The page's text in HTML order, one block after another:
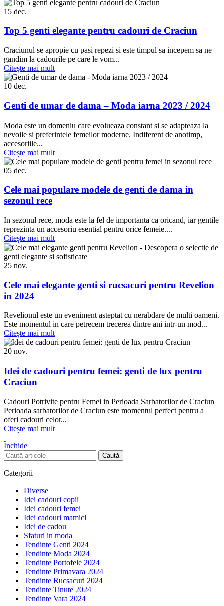
15 dec.
Top 5 genti elegante pentru cadouri de Craciun
Craciunul se apropie cu pasi repezi si este timpul sa incepem sa ne
gandim la cadourile pe care le vom...
Citește mai mult
10 dec.
Genti de umar de dama – Moda iarna 2023 / 2024
Moda este un domeniu care evolueaza constant si se adapteaza la
nevoile si preferintele femeilor moderne. Indiferent de anotimp,
accesoriile...
Citește mai mult
05 dec.
Cele mai populare modele de genti de dama in
sezonul rece
In sezonul rece, moda este la fel de importanta ca oricand, iar gentile
reprezinta un accesoriu esential pentru orice femeie....
Citește mai mult
25 nov.
Cele mai elegante genti si rucsacuri pentru Revelion
in 2024
Revelionul este un eveniment asteptat cu nerabdare de multi oameni.
Este momentul in care petrecem trecerea dintre ani intr-un mod...
Citește mai mult
20 nov.
Idei de cadouri pentru femei: genti de lux pentru
Craciun
Cadouri Potrivite pentru Femei in Perioada Sarbatorilor de Craciun
Perioada sarbatorilor de Craciun este momentul perfect pentru a
oferi cadouri celor...
Citește mai mult
Închide
Caută
Categorii
Diverse
Idei cadouri copii
Idei cadouri femei
Idei cadouri mamici
Idei de cadou
Sfaturi in moda
Tendinte Genti 2024
Tendinte Moda 2024
Tendinte Portofele 2024
Tendinte Primavara 2024
Tendinte Rucsacuri 2024
Tendinte Tinute 2024
Tendinte Vara 2024